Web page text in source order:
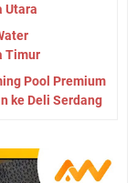
Utara
Timur
Pool Premium
ke Deli Serdang